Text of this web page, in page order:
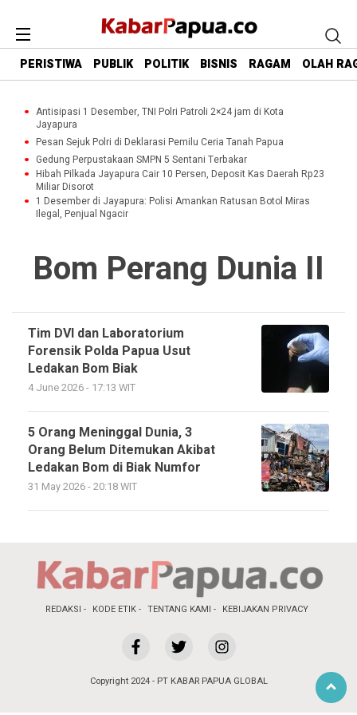
PERISTIWA PUBLIK POLITIK BISNIS RAGAM OLAH
Antisipasi 1 Desember, TNI Polri Patroli 2×24 jam di Kota
Jayapura
Pesan Sejuk Polri di Deklarasi Pemilu Ceria Tanah Papua
Gedung Perpustakaan SMPN 5 Sentani Terbakar
Hibah Pilkada Jayapura Cair 10 Persen, Deposit Kas Daerah Rp23
Miliar Disorot
1 Desember di Jayapura: Polisi Amankan Ratusan Botol Miras
Ilegal, Penjual Ngacir
Bom Perang Dunia II
Tim DVI dan Laboratorium
Forensik Polda Papua Usut
Ledakan Bom Biak
4 June 2026 - 17:13 WIT
5 Orang Meninggal Dunia, 3
Orang Belum Ditemukan Akibat
Ledakan Bom di Biak Numfor
31 May 2026 - 20:18 WIT
REDAKSI KODE ETIK TENTANG KAMI KEBIJAKAN PRIVACY
Copyright 2024 - PT KABAR PAPUA GLOBAL